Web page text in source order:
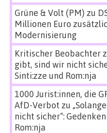
Grüne & Volt (PM) zu
Millionen Euro
Modernisierung
Kritischer Beobachter
gibt, sind wir nicht
Sinti:zze und Rom:nja
1000 Jurist:innen, die
AfD-Verbot zu
nicht sicher“:
Rom:nja